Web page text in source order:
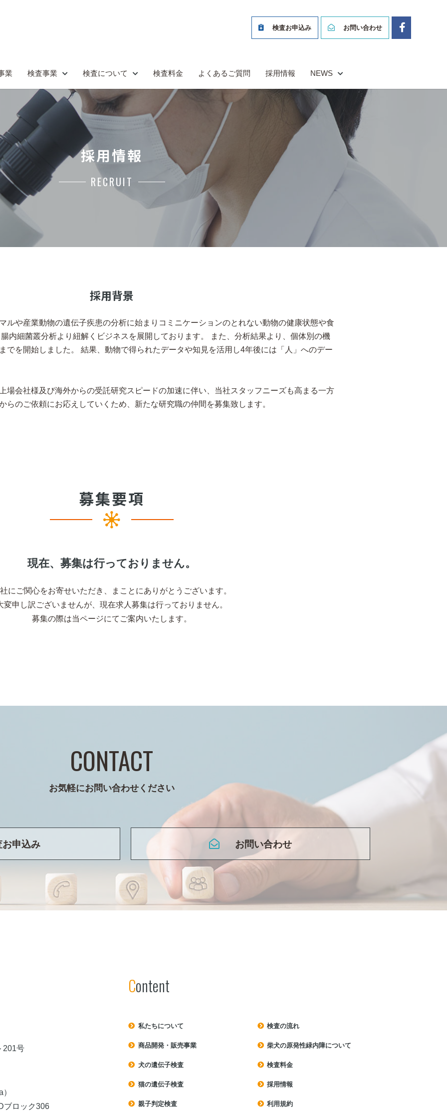
検査お申込み お問い合わせ
業 検査事業 検査について 検査料金 よくあるご質問 採用情報 NEWS
採用情報
RECRUIT
採用背景
ルや産業動物の遺伝子疾患の分析に始まりコミニケーションのとれない動物の健康状態や食
内細菌叢分析より紐解くビジネスを展開しております。 また、分析結果より、個体別の機
でを開始しました。 結果、動物で得られたデータや知見を活用し4年後には「人」へのデー
場会社様及び海外からの受託研究スピードの加速に伴い、当社スタッフニーズも高まる一方
らのご依頼にお応えしていくため、新たな研究職の仲間を募集致します。
募集要項
現在、募集は行っておりません。
にご関心をお寄せいただき、
まことにありがとうございます。
変申し訳ございませんが、 現在求人募集は行っておりません。
募集の際は当ページにてご案内いたします。
CONTACT
お気軽にお問い合わせください
お申込み お問い合わせ
201号
ブロック306
Content
私たちについて
商品開発・販売事業
犬の遺伝子検査
猫の遺伝子検査
親子判定検査
検査の流れ
柴犬の原発性緑内障について
検査料⾦
採用情報
利⽤規約